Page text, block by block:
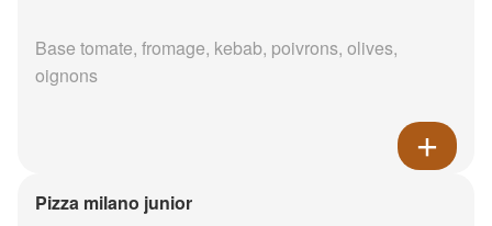
Base tomate, fromage, kebab, poivrons, olives,
oignons
Pizza milano junior